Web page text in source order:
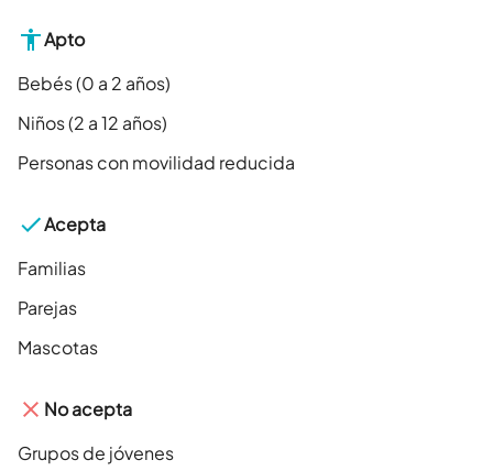
Apto
Bebés (0 a 2 años)
Niños (2 a 12 años)
Personas con movilidad reducida
Acepta
Familias
Parejas
Mascotas
No acepta
Grupos de jóvenes